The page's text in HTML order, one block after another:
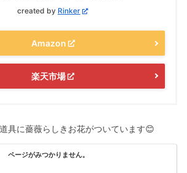
created by Rinker
Amazon
楽天市場
具に薔薇らしきお花がついています😊
ページがみつかりません。